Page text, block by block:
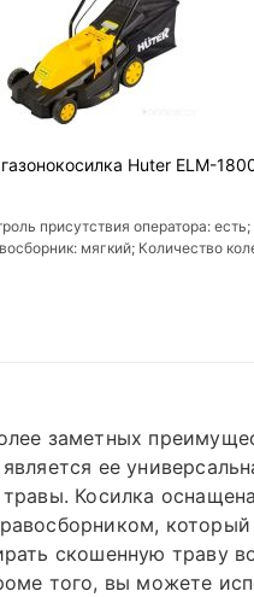
Электрическая газонокосилка Huter
присутствия оператора:
мягкий; Количество
заметных
ее
Косилка
который
скошенную траву
того, вы можете